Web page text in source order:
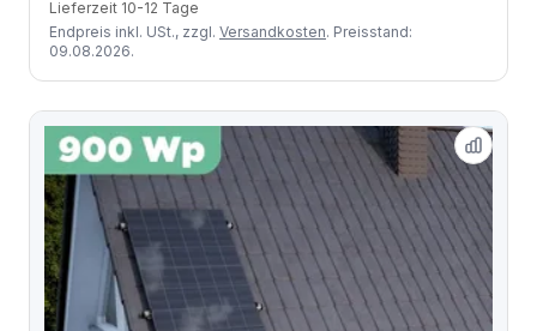
Lieferzeit 10-12 Tage
Endpreis inkl. USt., zzgl. Versandkosten. Preisstand:
09.08.2026.